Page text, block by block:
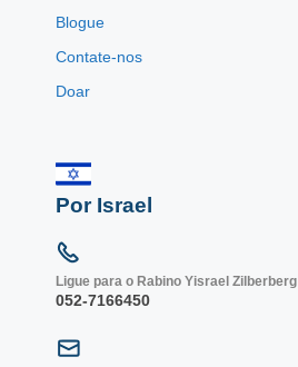
Blogue
Contate-nos
Doar
Por Israel
Ligue para o Rabino Yisrael Zilberberg
052-7166450